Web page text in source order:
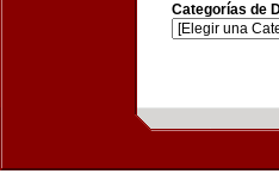
Categorías de